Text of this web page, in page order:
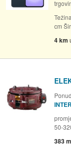
cm
4 km
50-
383 m